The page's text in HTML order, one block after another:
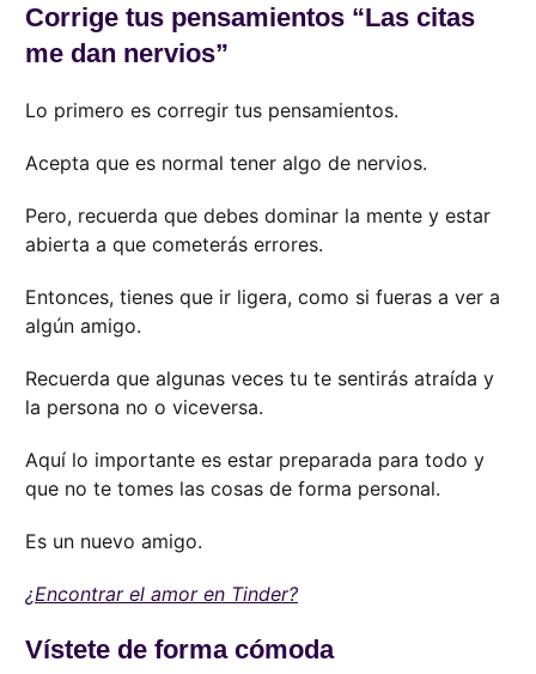
Corrige tus pensamientos “Las citas
me dan nervios”
Lo primero es corregir tus pensamientos.
Acepta que es normal tener algo de nervios.
Pero, recuerda que debes dominar la mente y estar
abierta a que cometerás errores.
Entonces, tienes que ir ligera, como si fueras a ver a
algún amigo.
Recuerda que algunas veces tu te sentirás atraída y
la persona no o viceversa.
Aquí lo importante es estar preparada para todo y
que no te tomes las cosas de forma personal.
Es un nuevo amigo.
¿Encontrar el amor en Tinder?
Vístete de forma cómoda